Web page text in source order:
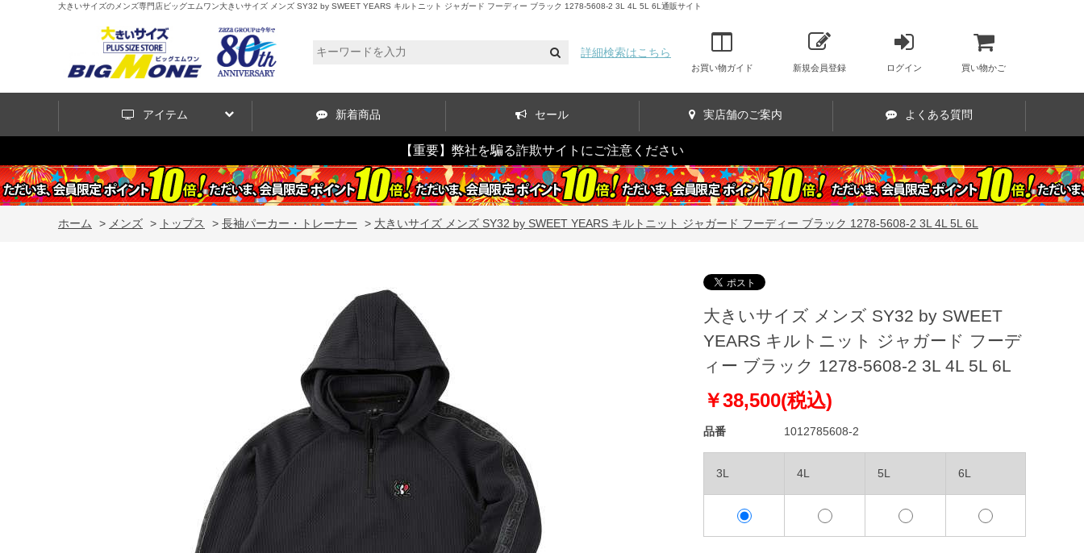
大きいサイズのメンズ専門店ビッグエムワン大きいサイズ メンズ SY32 by SWEET YEARS キルトニット ジャガード フーディー ブラック 1278-5608-2 3L 4L 5L 6L通販サイト
詳細検索はこちら
お買い物ガイド 新規会員登録 ログイン 買い物かご
アイテム 新着商品 セール 実店舗のご案内 よくある質問
【重要】弊社を騙る詐欺サイトにご注意ください
ホーム > メンズ > トップス > 長袖パーカー・トレーナー > 大きいサイズ メンズ SY32 by SWEET YEARS キルトニット ジャガード フーディー ブラック 1278-5608-2 3L 4L 5L 6L
大きいサイズ メンズ SY32 by SWEET
YEARS キルトニット ジャガード フーデ
ィー ブラック 1278-5608-2 3L 4L 5L 6L
￥38,500(税込)
品番 1012785608-2
3L 4L 5L 6L